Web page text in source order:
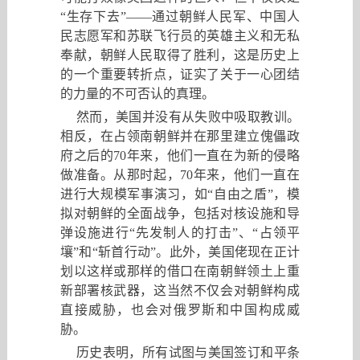
“生存下去”——通过朝鲜人民军、中国人
民志愿军和苏联飞行员的英雄主义和无私
奉献， 朝鲜人民取得了胜利 ， 这是历史上
的一个重要转折点 ，证实了关于一心团结
的力量的不可否认的真理。
然而 ， 美国并没有从失败中吸取教训。
相反 ， 在占领南朝鲜并在那里建立傀儡政
府之后的70年来 ， 他们一直在为新的侵略
做准备。从那时起， 70年来，他们一直在
进行大规模军事演习，如“自由之盾”，模
拟对朝鲜的全面战争，包括对核设施和导
弹设施进行“先发制人的打击”、“占领平
壤”和“斩首行动”。此外， 美国佬现在正计
划以这样或那样的借口在南朝鲜领土上重
新部署核武器，这当然不仅会对朝鲜构成
直接威胁，也会对俄罗斯和中国构成威
胁。
历史表明 ， 所有试图与美国签订和平条